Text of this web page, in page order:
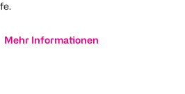
Mehr Informationen